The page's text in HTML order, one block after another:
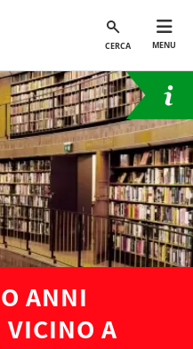
CERCA MENU
ANNI
VICINO A